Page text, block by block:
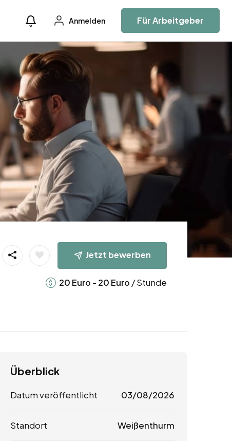
Anmelden Für Arbeitgeber
Jetzt bewerben
20 Euro - 20 Euro / Stunde
Überblick
Datum veröffentlicht 03/08/2026
Standort Weißenthurm